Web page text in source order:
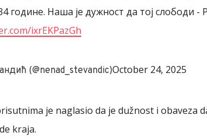
године. Наша је дужност да тој слободи -
ixrEKPazGh
(@nenad_stevandic)October 24, 2025
je naglasio da je dužnost i obaveza
kraja.